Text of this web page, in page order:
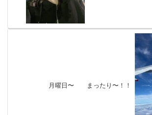
月曜日〜 まったり〜！！